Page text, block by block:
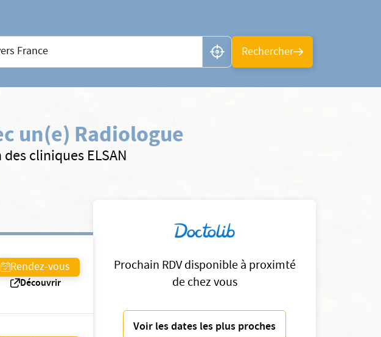
département, région ou CP
Rechercher
un(e) Radiologue
cliniques ELSAN
Prochain RDV disponible à proximté
de chez vous
Voir les dates les plus proches
Rendez-vous
Découvrir